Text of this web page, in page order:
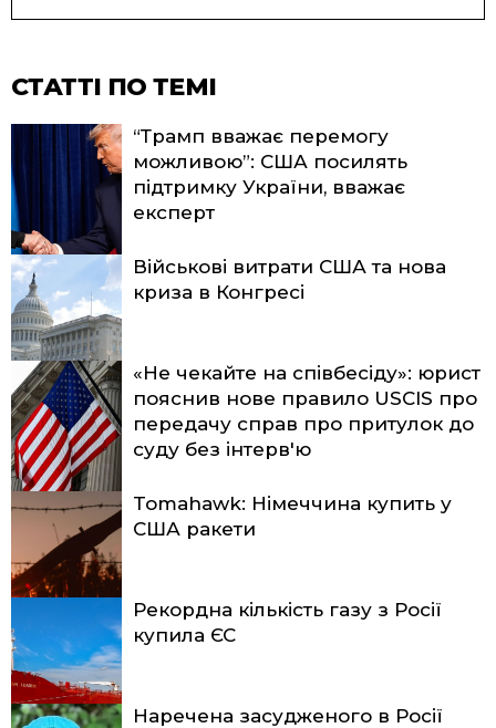
СТАТТІ ПО ТЕМІ
“Трамп вважає перемогу
можливою”: США посилять
підтримку України, вважає
експерт
Військові витрати США та нова
криза в Конгресі
«Не чекайте на співбесіду»: юрист
пояснив нове правило USCIS про
передачу справ про притулок до
суду без інтерв'ю
Tomahawk: Німеччина купить у
США ракети
Рекордна кількість газу з Росії
купила ЄС
Наречена засудженого в Росії